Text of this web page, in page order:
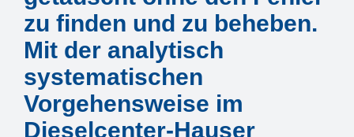
Karriere
Kontakt & Anfahrt
zu finden und zu beheben.
Mit der analytisch
systematischen
Vorgehensweise im
Dieselcenter-Hauser